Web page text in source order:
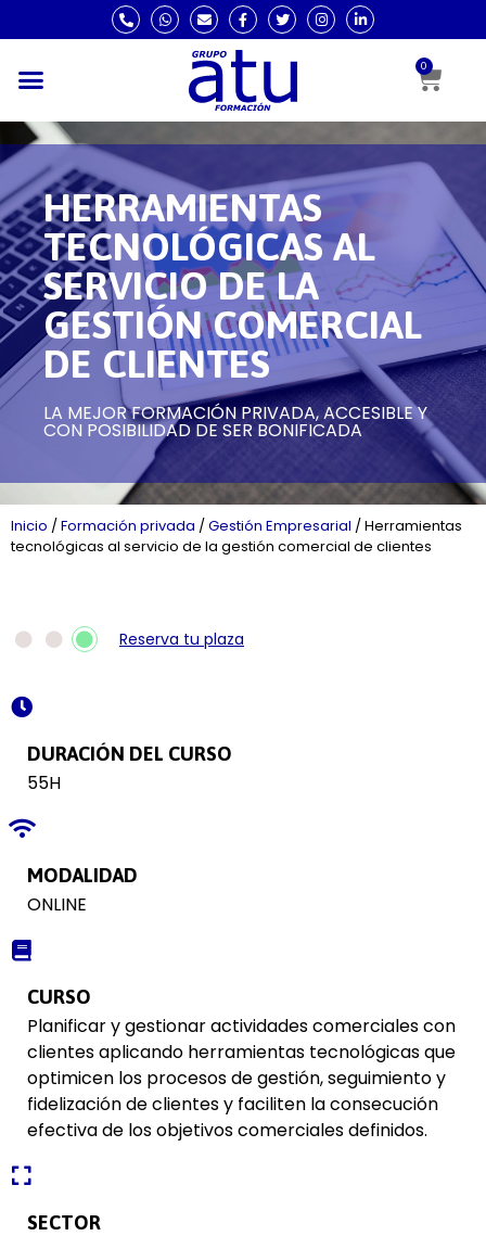
0
HERRAMIENTAS
TECNOLÓGICAS AL
SERVICIO DE LA
GESTIÓN COMERCIAL
DE CLIENTES
LA MEJOR FORMACIÓN PRIVADA, ACCESIBLE Y
CON POSIBILIDAD DE SER BONIFICADA
Inicio /Formación privada /Gestión Empresarial /Herramientas
tecnológicas al servicio de la gestión comercial de clientes
Reserva tu plaza
DURACIÓN DEL CURSO
55H
MODALIDAD
ONLINE
CURSO
Planificar y gestionar actividades comerciales con
clientes aplicando herramientas tecnológicas que
optimicen los procesos de gestión, seguimiento y
fidelización de clientes y faciliten la consecución
efectiva de los objetivos comerciales definidos.
SECTOR